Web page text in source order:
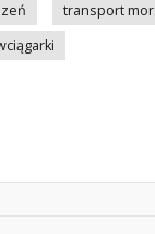
transport